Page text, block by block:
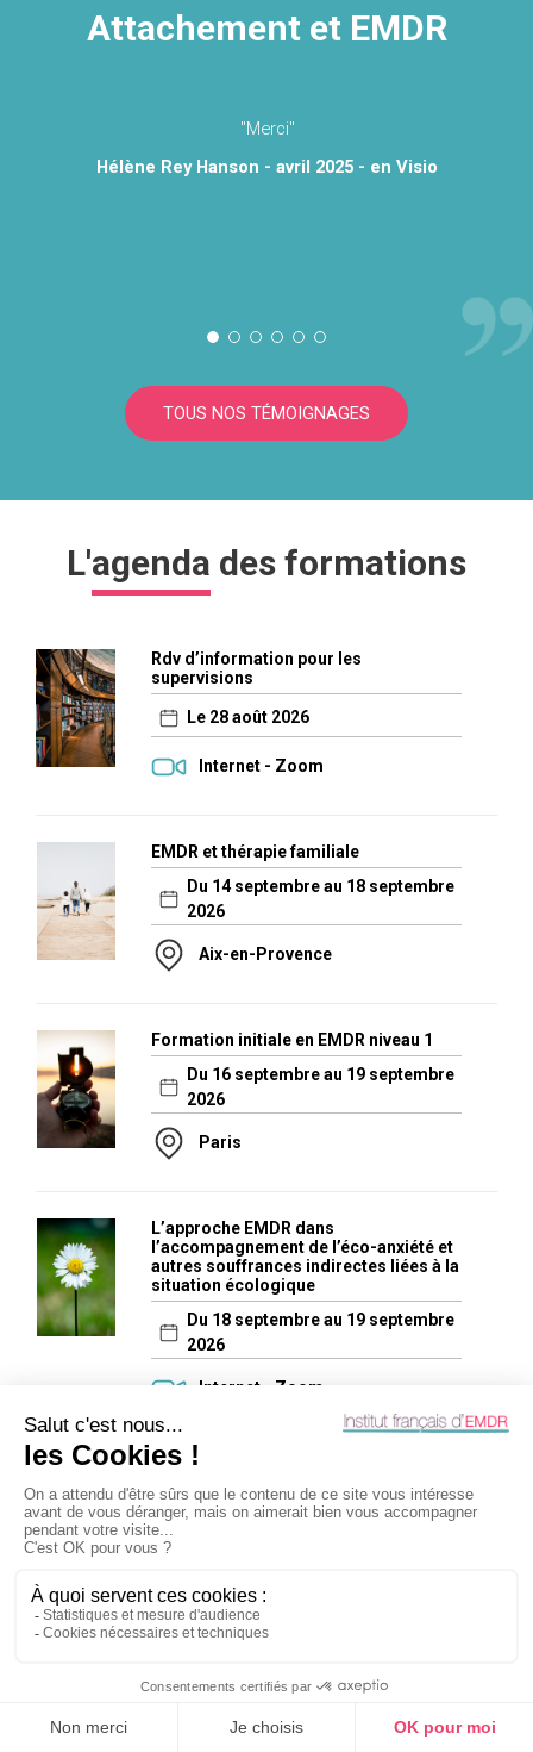
Attachement et EMDR
"Merci"
Hélène Rey Hanson - avril 2025 - en Visio
TOUS NOS TÉMOIGNAGES
L'agenda des formations
Rdv d’information pour les
supervisions
Le 28 août 2026
Internet - Zoom
EMDR et thérapie familiale
Du 14 septembre au 18 septembre
2026
Aix-en-Provence
Formation initiale en EMDR niveau 1
Du 16 septembre au 19 septembre
2026
Paris
L’approche EMDR dans
l’accompagnement de l’éco-anxiété et
autres souffrances indirectes liées à la
situation écologique
Du 18 septembre au 19 septembre
2026
Internet - Zoom
TOUTES NOS PROCHAINES FORMATIONS